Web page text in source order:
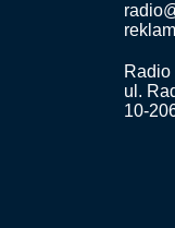
Radio
ul.
10-